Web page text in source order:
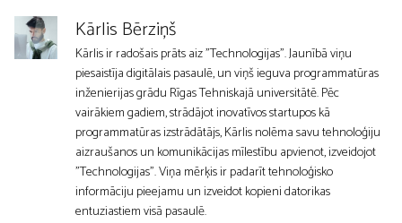
Kārlis Bērziņš
Kārlis ir radošais prāts aiz "Technologijas". Jaunībā viņu
piesaistīja digitālais pasaulē, un viņš ieguva programmatūras
inženierijas grādu Rīgas Tehniskajā universitātē. Pēc
vairākiem gadiem, strādājot inovatīvos startupos kā
programmatūras izstrādātājs, Kārlis nolēma savu tehnoloģiju
aizraušanos un komunikācijas mīlestību apvienot, izveidojot
"Technologijas". Viņa mērķis ir padarīt tehnoloģisko
informāciju pieejamu un izveidot kopieni datorikas
entuziastiem visā pasaulē.